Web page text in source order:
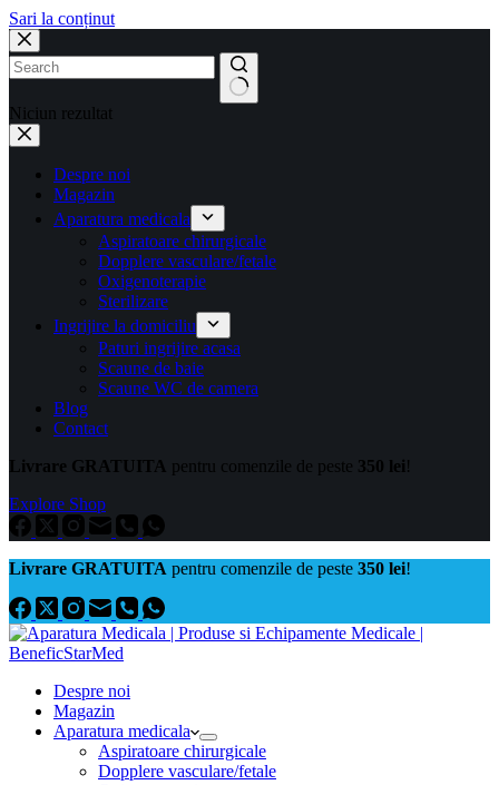
Sari la conținut
Niciun rezultat
Despre noi
Magazin
Aparatura medicala
Aspiratoare chirurgicale
Dopplere vasculare/fetale
Oxigenoterapie
Sterilizare
Ingrijire la domiciliu
Paturi ingrijire acasa
Scaune de baie
Scaune WC de camera
Blog
Contact
Livrare GRATUITA pentru comenzile de peste 350 lei!
Explore Shop
Livrare GRATUITA pentru comenzile de peste 350 lei!
Despre noi
Magazin
Aparatura medicala
Aspiratoare chirurgicale
Dopplere vasculare/fetale